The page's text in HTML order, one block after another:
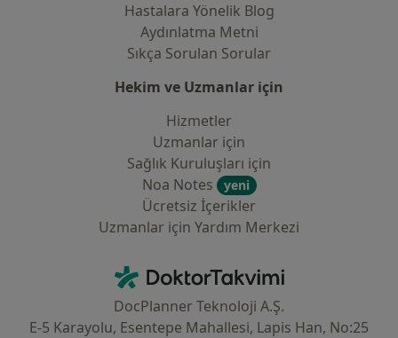
Hastalara Yönelik Blog
Aydınlatma Metni
Sıkça Sorulan Sorular
Hekim ve Uzmanlar için
Hizmetler
Uzmanlar için
Sağlık Kuruluşları için
Noa Notes
yeni
Ücretsiz İçerikler
Uzmanlar için Yardım Merkezi
DoktorTakvimi - Ana Sayfa
DocPlanner Teknoloji A.Ş.
E-5 Karayolu, Esentepe Mahallesi, Lapis Han, No:25